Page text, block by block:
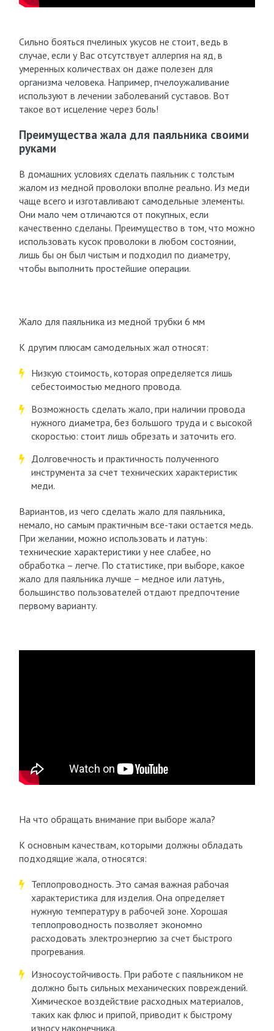
Сильно бояться пчелиных укусов не стоит, ведь в
случае, если у Вас отсутствует аллергия на яд, в
умеренных количествах он даже полезен для
организма человека. Например, пчелоужаливание
используют в лечении заболеваний суставов. Вот
такое вот исцеление через боль!
Преимущества жала для паяльника своими
руками
В домашних условиях сделать паяльник с толстым
жалом из медной проволоки вполне реально. Из меди
чаще всего и изготавливают самодельные элементы.
Они мало чем отличаются от покупных, если
качественно сделаны. Преимущество в том, что можно
использовать кусок проволоки в любом состоянии,
лишь бы он был чистым и подходил по диаметру,
чтобы выполнить простейшие операции.
Жало для паяльника из медной трубки 6 мм
К другим плюсам самодельных жал относят:
Низкую стоимость, которая определяется лишь
себестоимостью медного провода.
Возможность сделать жало, при наличии провода
нужного диаметра, без большого труда и с высокой
скоростью: стоит лишь обрезать и заточить его.
Долговечность и практичность полученного
инструмента за счет технических характеристик
меди.
Вариантов, из чего сделать жало для паяльника,
немало, но самым практичным все-таки остается медь.
При желании, можно использовать и латунь:
технические характеристики у нее слабее, но
обработка – легче. По статистике, при выборе, какое
жало для паяльника лучше – медное или латунь,
большинство пользователей отдают предпочтение
первому варианту.
На что обращать внимание при выборе жала?
К основным качествам, которыми должны обладать
подходящие жала, относятся:
Теплопроводность. Это самая важная рабочая
характеристика для изделия. Она определяет
нужную температуру в рабочей зоне. Хорошая
теплопроводность позволяет экономно
расходовать электроэнергию за счет быстрого
прогревания.
Износоустойчивость. При работе с паяльником не
должно быть сильных механических повреждений.
Химическое воздействие расходных материалов,
таких как флюс и припой, приводит к быстрому
износу наконечника.